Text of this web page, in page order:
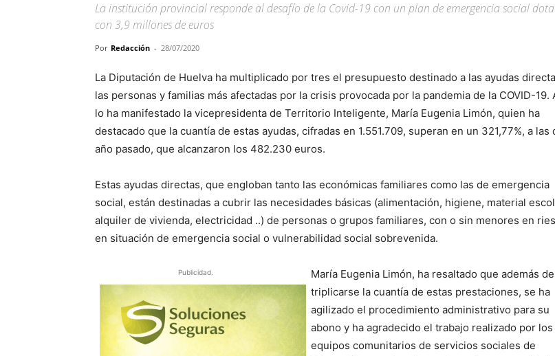
La institución provincial responde al desafío de la Covid-19 con un plan de emergencia social
con 3,9 millones de euros
Por Redacción - 28/07/2020
La Diputación de Huelva ha multiplicado por tres el presupuesto destinado a las ayudas
las personas y familias más afectadas por la crisis provocada por la pandemia de la COVID-19.
lo ha manifestado la vicepresidenta de Territorio Inteligente, María Eugenia Limón, quien ha
destacado que la cuantía de estas ayudas, cifradas en 1.551.709, superan en un 321,77%, a las
año pasado, que alcanzaron los 482.230 euros.
Estas ayudas directas, que engloban tanto las económicas familiares como las de emergencia
social, están destinadas a cubrir las necesidades básicas (alimentación, higiene, material
alquiler de vivienda, electricidad ..) de personas o grupos familiares, con o sin menores en
en situación de emergencia social o vulnerabilidad social sobrevenida.
Publicidad.
María Eugenia Limón, ha resaltado que además de
triplicarse la cuantía de estas prestaciones, se ha
agilizado el procedimiento administrativo para su
abono y ha agradecido el trabajo realizado por los
equipos comunitarios de servicios sociales de